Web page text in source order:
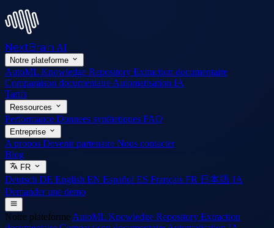
NextBrain AI
Notre plateforme
AutoML Knowledge Repository Extraction documentaire
Comparaison documentaire Automatisation IA
Tarifs
Ressources
Performance Donnees synthetiques FAQ
Entreprise
A propos Devenir partenaire Nous contacter
Blog
FR
Deutsch DE English EN Español ES Français FR 日本語 JA
Demander une demo
Notre plateforme AutoML Knowledge Repository Extraction